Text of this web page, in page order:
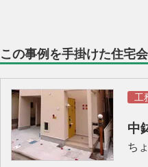
この事例を手掛けた住宅
工
中
ち